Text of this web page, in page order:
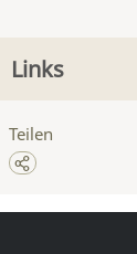
Links
Teilen